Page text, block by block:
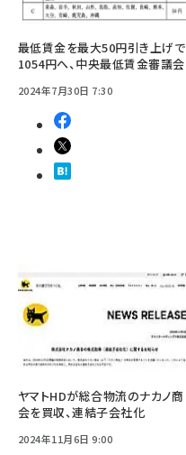
最低賃金を最大50円引き上げで
1054円へ、中央最低賃金審議会
2024年7月30日 7:30
ヤマトHDが総合物流のナカノ商
会を買収、連結子会社化
2024年11月6日 9:00